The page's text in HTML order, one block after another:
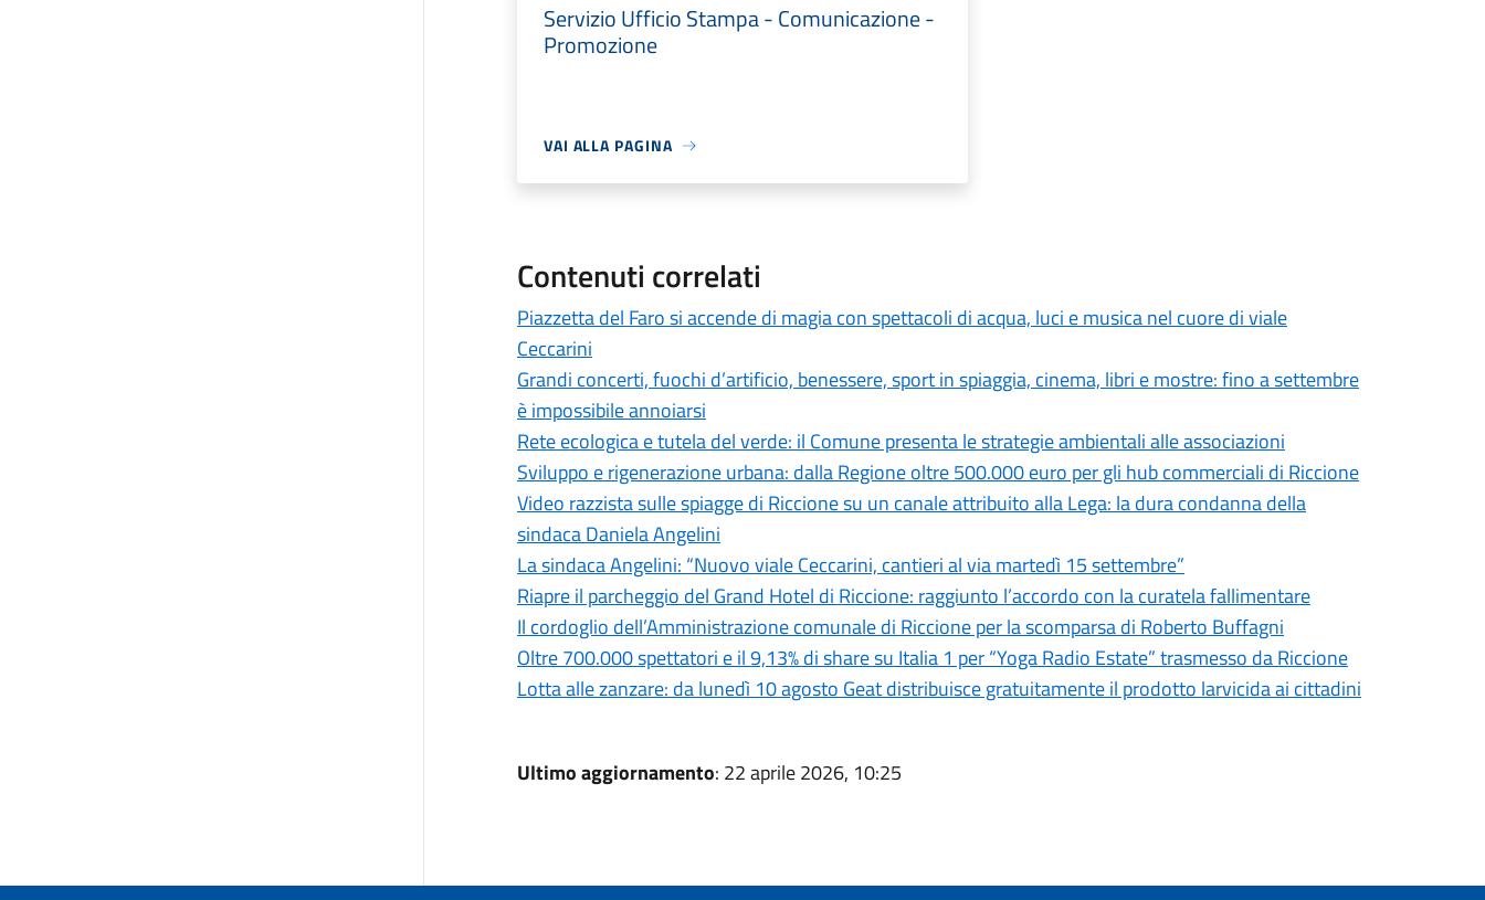
Servizio Ufficio Stampa - Comunicazione -
Promozione
VAI ALLA PAGINA
Contenuti correlati
Piazzetta del Faro si accende di magia con spettacoli di acqua, luci e musica nel cuore di viale
Ceccarini
Grandi concerti, fuochi d’artificio, benessere, sport in spiaggia, cinema, libri e mostre: fino a settembre
è impossibile annoiarsi
Rete ecologica e tutela del verde: il Comune presenta le strategie ambientali alle associazioni
Sviluppo e rigenerazione urbana: dalla Regione oltre 500.000 euro per gli hub commerciali di Riccione
Video razzista sulle spiagge di Riccione su un canale attribuito alla Lega: la dura condanna della
sindaca Daniela Angelini
La sindaca Angelini: “Nuovo viale Ceccarini, cantieri al via martedì 15 settembre”
Riapre il parcheggio del Grand Hotel di Riccione: raggiunto l’accordo con la curatela fallimentare
Il cordoglio dell’Amministrazione comunale di Riccione per la scomparsa di Roberto Buffagni
Oltre 700.000 spettatori e il 9,13% di share su Italia 1 per “Yoga Radio Estate” trasmesso da Riccione
Lotta alle zanzare: da lunedì 10 agosto Geat distribuisce gratuitamente il prodotto larvicida ai cittadini
Ultimo aggiornamento: 22 aprile 2026, 10:25